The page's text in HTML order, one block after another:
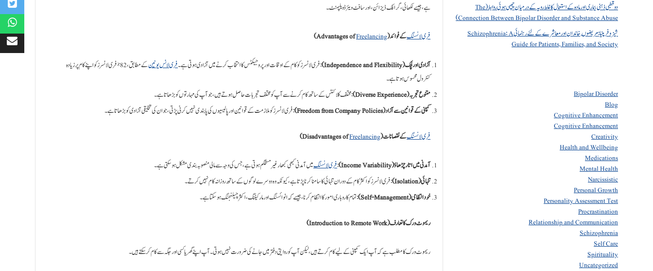
ہے، جیسے لکھائی، گرافک ڈیزائن، اور سافٹ ویئر ڈویلپمنٹ۔
فری لانسنگکے فوائد (Advantages ofFreelancing
)
آزادی اور لچک (Independence and Flexibility) : فری لانسرز کو کام کے اوقات اور پروجیکٹس کا انتخاب کرنے میں آزادی ہوتی ہے۔فری لانس یونین
کے مطابق، 82% فری لانسرز کو اپنے کام پر زیادہ
کنٹرول محسوس ہوتا ہے۔
متنوع تجربہ (Diverse Experience)
: مختلف کلائنٹس کے ساتھ کام کرنے سے آپ کو مختلف تجربات حاصل ہوتے ہیں، جو آپ کی مہارتوں کو بڑھاتا ہے۔
کمپنی کے قوانین سے آزاد (Freedom from Company Policies)
: فری لانسرز کو ملازمت کے قوانین اور پالیسیوں کی پابندی نہیں کرنی پڑتی، جو ان کی تخلیقی آزادی کو بڑھاتا ہے۔
فری لانسنگکے نقصانات (Disadvantages ofFreelancing
)
آمدنی میں اتار چڑھاؤ (Income Variability) :فری لانسنگمیں آمدنی کبھی کبھار غیر مستحکم ہوتی ہے، جس کی وجہ سے مالی منصوبہ بندی مشکل ہو سکتی ہے۔
تنہائی (Isolation)
: فری لانسرز کو اکثر کام کے دوران تنہائی کا سامنا کرنا پڑتا ہے، کیونکہ وہ دوسرے لوگوں کے ساتھ روزانہ کام نہیں کرتے۔
خود انتظامی (Self-Management)
: تمام کاروباری امور کا انتظام کرنا، جیسے کہ انوائسنگ اور مارکیٹنگ، اکثر چیلنجنگ ہو سکتا ہے۔
ریموٹ ورک کا تعارف (Introduction to Remote Work)
ریموٹ ورک کا مطلب ہے کہ آپ ایک کمپنی کے لیے کام کرتے ہیں، لیکن آپ کو روایتی دفتر میں جانے کی ضرورت نہیں ہوتی۔ آپ اپنے گھر یا کسی اور جگہ سے کام کر سکتے ہیں۔
دو قطبی ذہنی بیماری اور مادہ کے استعمال کا غلط رویہ کے درمیان چھپی ہوئی روابط (The
Connection Between Bipolar Disorder and Substance Abuse)
شیزوفرینیا: مریضوں, خاندان اور معاشرے کے لئے رہنمائی Schizophrenia: A
Guide for Patients, Families, and Society
Bipolar Disorder
Blog
Cognitive Enhancement
Cognitive Enhancement
Creativity
Health and Wellbeing
Medications
Mental Health
Narcissistic
Personal Growth
Personality Assessment Test
Procrastination
Relationship and Communication
Schizophrenia
Self Care
Spirituality
Uncategorized